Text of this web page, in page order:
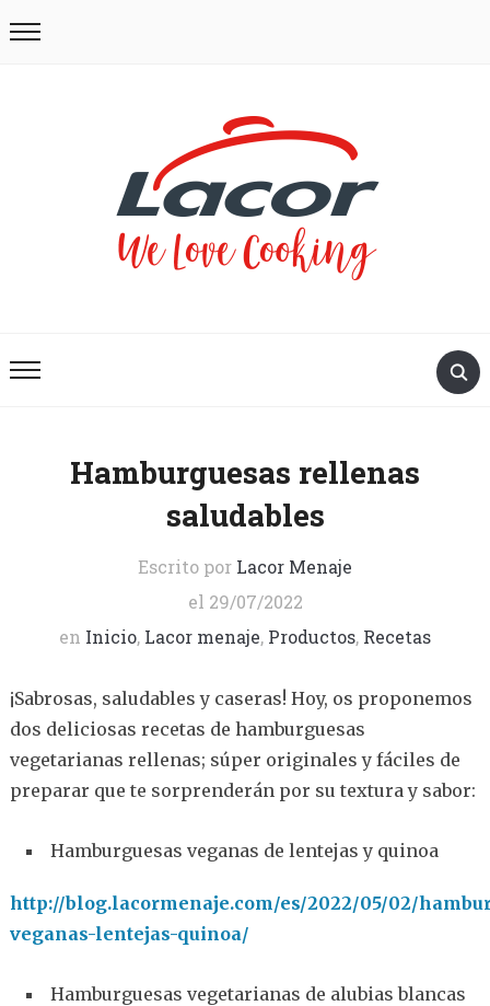
Hamburguesas rellenas
saludables
Escrito por Lacor Menaje
el 29/07/2022
en Inicio, Lacor menaje, Productos, Recetas
¡Sabrosas, saludables y caseras! Hoy, os proponemos
dos deliciosas recetas de hamburguesas
vegetarianas rellenas; súper originales y fáciles de
preparar que te sorprenderán por su textura y sabor:
Hamburguesas veganas de lentejas y quinoa
http://blog.lacormenaje.com/es/2022/05/02/
veganas-lentejas-quinoa/
Hamburguesas vegetarianas de alubias blancas